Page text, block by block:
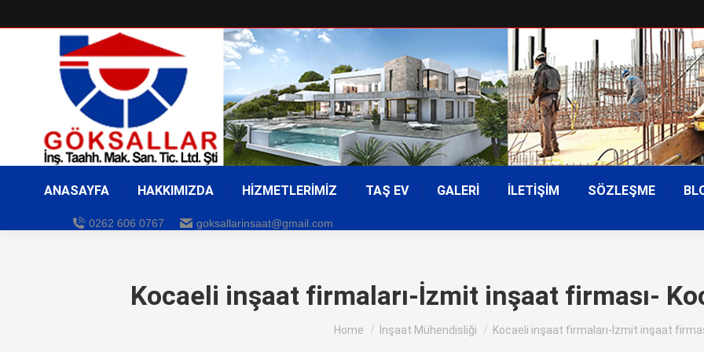
ANASAYFA HAKKIMIZDA HİZMETLERİMİZ TAŞ EV GALERİ İLETİŞİM SÖZLEŞME
0262 606 0767 goksallarinsaat@gmail.com
Kocaeli inşaat firmaları-İzmit inşaat firması-
You are here:
Home İnşaat Mühendisliği Kocaeli inşaat firmaları-İzmit inşaat